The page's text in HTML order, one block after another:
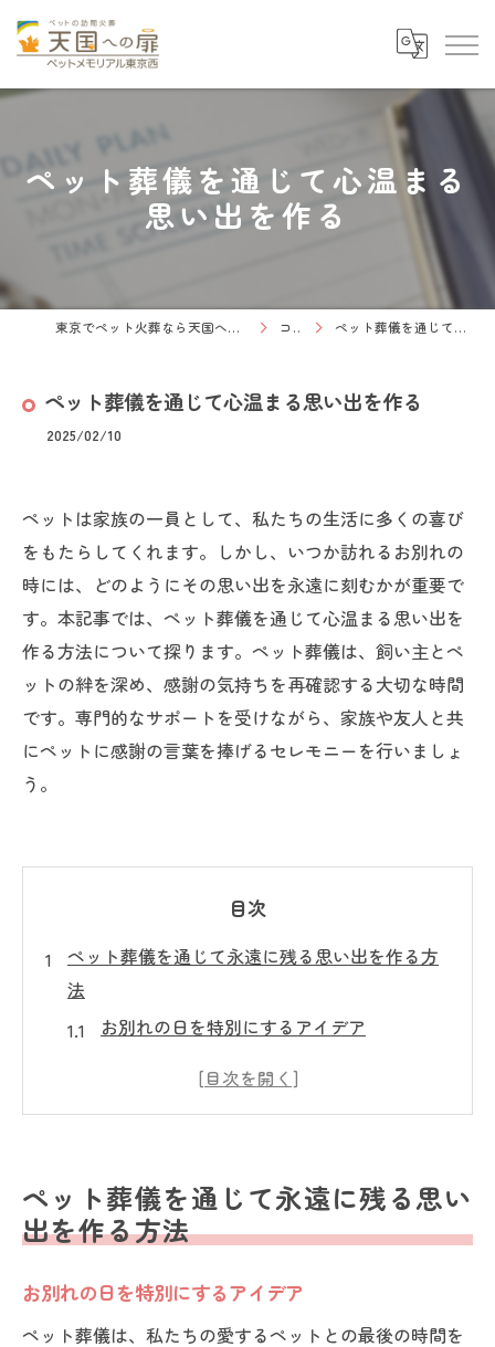
ペット葬儀を通じて心温まる
思い出を作る
東京でペット火葬なら天国への扉 ペットメモリアル東京西 コラム ペット葬儀を通じて心温まる思い出を作る
ペット葬儀を通じて心温まる思い出を作る
2025/02/10
ペットは家族の一員として、私たちの生活に多くの喜び
をもたらしてくれます。しかし、いつか訪れるお別れの
時には、どのようにその思い出を永遠に刻むかが重要で
す。本記事では、ペット葬儀を通じて心温まる思い出を
作る方法について探ります。ペット葬儀は、飼い主とペ
ットの絆を深め、感謝の気持ちを再確認する大切な時間
です。専門的なサポートを受けながら、家族や友人と共
にペットに感謝の言葉を捧げるセレモニーを行いましょ
う。
目次
ペット葬儀を通じて永遠に残る思い出を作る方
法
お別れの日を特別にするアイデア
写真とビデオで思い出を記録する
心温まる手紙をペットに書く
心温まるペット葬儀で愛するペットに感謝を伝
える
感謝の言葉を形にする方法
ペット葬儀を通じて永遠に残る思い
出を作る方法
お別れの日を特別にするアイデア
ペット葬儀は、私たちの愛するペットとの最後の時間を